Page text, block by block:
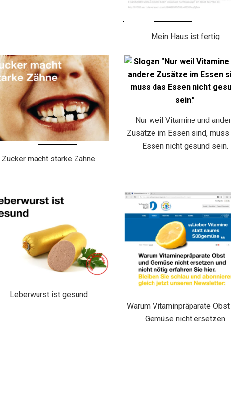
Mein Haus ist fertig
Zucker macht starke Zähne
Nur weil Vitamine und
Zusätze im Essen sind, muss
Essen nicht gesund sein.
Leberwurst ist gesund
Warum Vitaminpräparate Obst
Gemüse nicht ersetzen